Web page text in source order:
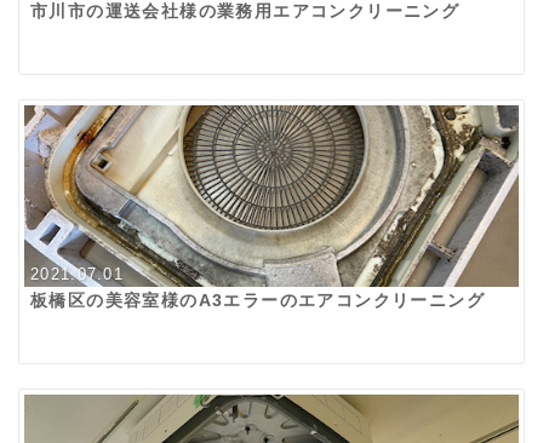
市川市の運送会社様の業務用エアコンクリーニング
2021.07.01
板橋区の美容室様のA3エラーのエアコンクリーニング